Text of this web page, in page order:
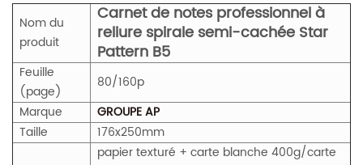
Nom du
produit
Carnet de notes professionnel à
reliure spirale semi-cachée Star
Pattern B5
Feuille
(page)
80/160p
Marque
GROUPE AP
Taille
176x250mm
papier texturé + carte blanche 400g/carte